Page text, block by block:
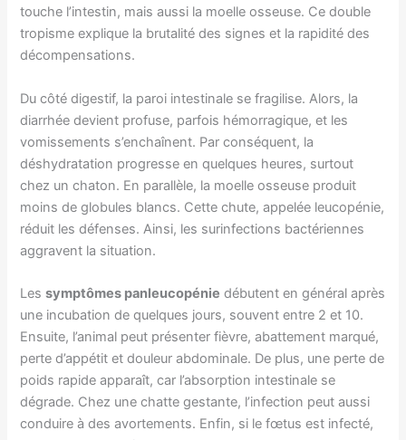
touche l’intestin, mais aussi la moelle osseuse. Ce double
tropisme explique la brutalité des signes et la rapidité des
décompensations.
Du côté digestif, la paroi intestinale se fragilise. Alors, la
diarrhée devient profuse, parfois hémorragique, et les
vomissements s’enchaînent. Par conséquent, la
déshydratation progresse en quelques heures, surtout
chez un chaton. En parallèle, la moelle osseuse produit
moins de globules blancs. Cette chute, appelée leucopénie,
réduit les défenses. Ainsi, les surinfections bactériennes
aggravent la situation.
Lessymptômes panleucopénie débutent en général après
une incubation de quelques jours, souvent entre 2 et 10.
Ensuite, l’animal peut présenter fièvre, abattement marqué,
perte d’appétit et douleur abdominale. De plus, une perte de
poids rapide apparaît, car l’absorption intestinale se
dégrade. Chez une chatte gestante, l’infection peut aussi
conduire à des avortements. Enfin, si le fœtus est infecté,